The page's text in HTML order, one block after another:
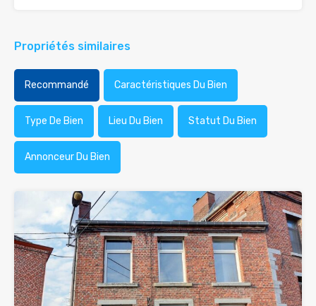
Propriétés similaires
Recommandé Caractéristiques Du Bien
Type De Bien Lieu Du Bien Statut Du Bien
Annonceur Du Bien